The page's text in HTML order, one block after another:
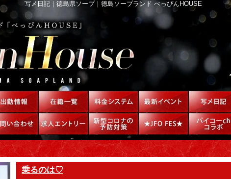
写メ日記｜徳島県ソープ｜徳島ソープランド べっぴんHOUSE
乗るのは♡